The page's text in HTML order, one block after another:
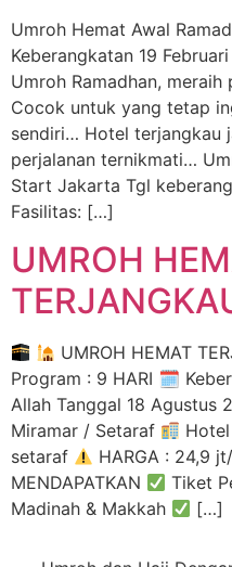
Umroh Hemat Awal
Keberangkatan 19
Umroh Ramadhan,
Cocok untuk yang tetap
sendiri… Hotel terjangkau
perjalanan ternikmati…
Start Jakarta Tgl
Fasilitas: […]
UMROH
UMROH HEMAT
Program : 9 HARI 🗓
Allah Tanggal 18 Agustus
Miramar / Setaraf
setaraf
HARGA : 24,9
MENDAPATKAN
Tiket
Madinah & Makkah
[…]